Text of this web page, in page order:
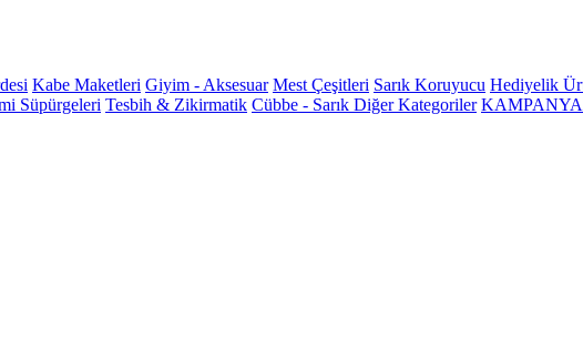
Kabe Maketleri Giyim - Aksesuar Mest Çeşitleri Sarık Koruyucu Hediyelik
Süpürgeleri Tesbih & Zikirmatik Cübbe - Sarık Diğer Kategoriler